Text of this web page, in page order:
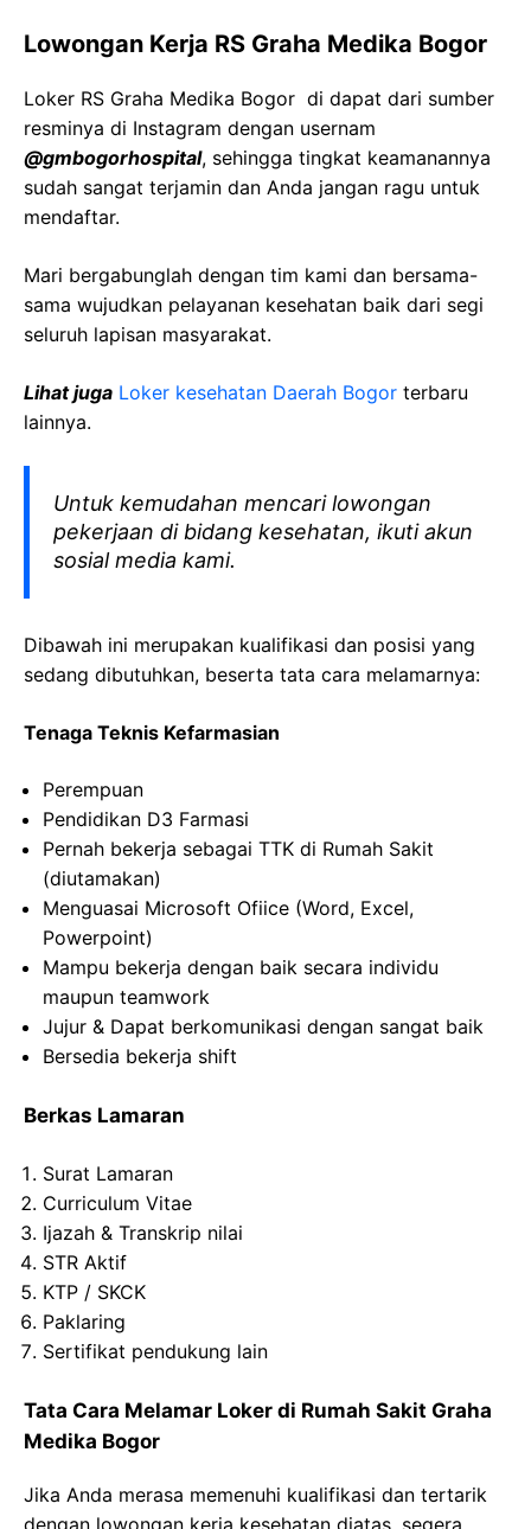
Lowongan Kerja RS Graha Medika Bogor
Loker RS Graha Medika Bogor di dapat dari sumber
resminya di Instagram dengan usernam
@gmbogorhospital, sehingga tingkat keamanannya
sudah sangat terjamin dan Anda jangan ragu untuk
mendaftar.
Mari bergabunglah dengan tim kami dan bersama-
sama wujudkan pelayanan kesehatan baik dari segi
seluruh lapisan masyarakat.
Lihat juga Loker kesehatan Daerah Bogor terbaru
lainnya.
Untuk kemudahan mencari lowongan
pekerjaan di bidang kesehatan, ikuti akun
sosial media kami.
Dibawah ini merupakan kualifikasi dan posisi yang
sedang dibutuhkan, beserta tata cara melamarnya:
Tenaga Teknis Kefarmasian
Perempuan
Pendidikan D3 Farmasi
Pernah bekerja sebagai TTK di Rumah Sakit
(diutamakan)
Menguasai Microsoft Ofiice (Word, Excel,
Powerpoint)
Mampu bekerja dengan baik secara individu
maupun teamwork
Jujur & Dapat berkomunikasi dengan sangat baik
Bersedia bekerja shift
Berkas Lamaran
Surat Lamaran
Curriculum Vitae
Ijazah & Transkrip nilai
STR Aktif
KTP / SKCK
Paklaring
Sertifikat pendukung lain
Tata Cara Melamar Loker di Rumah Sakit Graha
Medika Bogor
Jika Anda merasa memenuhi kualifikasi dan tertarik
dengan lowongan kerja kesehatan diatas, segera